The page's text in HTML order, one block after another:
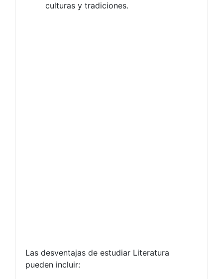
culturas y tradiciones.
Las desventajas de estudiar Literatura
pueden incluir: